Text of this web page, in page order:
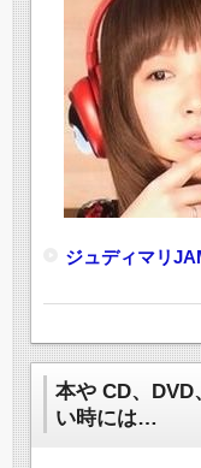
ジュディマリ
本や CD、
い時には…